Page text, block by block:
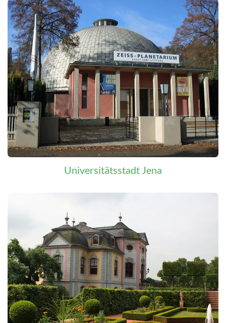
Universitätsstadt Jena